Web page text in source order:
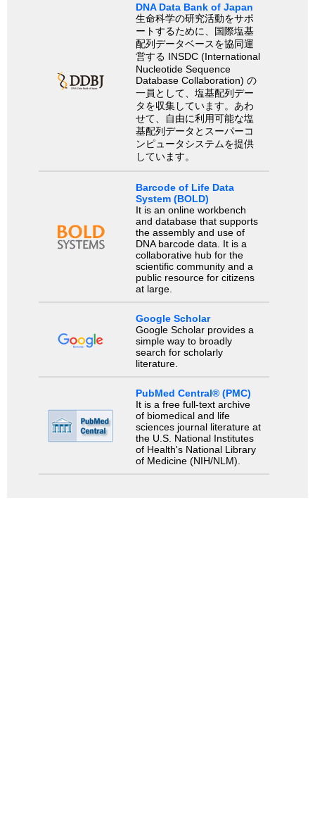
DNA Data Bank of Japan
生命科学の研究活動をサポ
ートするために、国際塩基
配列データベースを協同運
営する INSDC (International
Nucleotide Sequence
Database Collaboration) の
一員として、塩基配列デー
タを収集しています。あわ
せて、自由に利用可能な塩
基配列データとスーパーコ
ンピュータシステムを提供
しています。
Barcode of Life Data
System (BOLD)
It is an online workbench
and database that supports
the assembly and use of
DNA barcode data. It is a
collaborative hub for the
scientific community and a
public resource for citizens
at large.
Google Scholar
Google Scholar provides a
simple way to broadly
search for scholarly
literature.
PubMed Central® (PMC)
It is a free full-text archive
of biomedical and life
sciences journal literature at
the U.S. National Institutes
of Health's National Library
of Medicine (NIH/NLM).